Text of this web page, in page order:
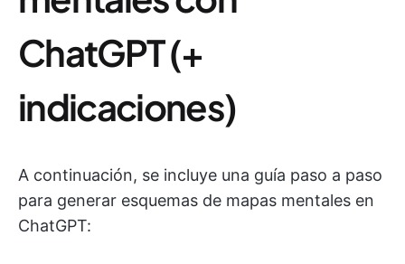
ChatGPT (+
indicaciones)
A continuación, se incluye una guía paso a paso
para generar esquemas de mapas mentales en
ChatGPT: